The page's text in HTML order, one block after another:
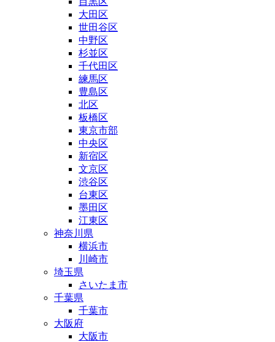
大田区
世田谷区
中野区
杉並区
千代田区
練馬区
豊島区
北区
板橋区
東京市部
中央区
新宿区
文京区
渋谷区
台東区
墨田区
江東区
神奈川県
横浜市
川崎市
埼玉県
さいたま市
千葉県
千葉市
大阪府
大阪市